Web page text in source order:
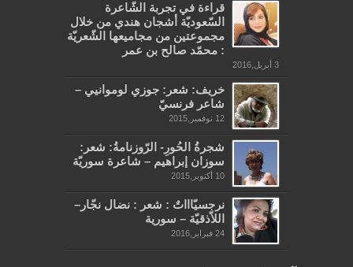
قراءة في تجربة الشّاعرة
السّعوديّة أشجان هندي من خلال
مجموعتين من مجاميعها الشّعريّة
: محمّد صالح بن عمر
3 أبريل,2016
خريف: شعر: جوزي لوموانيي –
شاعر فرنسيّ
12 نوفمبر,2015
شجرةُ الحُورِ- الرّوزنامةُ: شعر:
سوزان إبراهيم – شاعرة سوريّة
10 أكتوبر,2015
نرجسيّاااتٌ : شعر : نضال نجّار–
اللاّذقيّة – سورية
24 فبراير,2016